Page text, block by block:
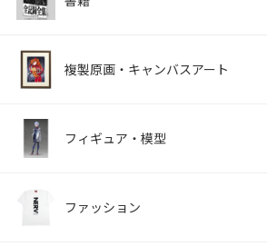
複製原画・キャンバスアート
フィギュア・模型
ファッション